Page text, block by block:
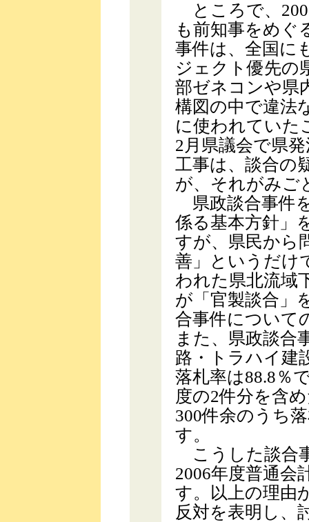
ところで、
も前知事をめぐ
事件は、全国に
ジェクト優先の
部ゼネコンや県
構図の中で違法
に使われていた
2月県議会で県
工事は、談合の
が、それがみご
県政談合事件
係る基本方針」
すが、県民から
善」というだけ
われた県北流域
が「官製談合」
合事件について
また、県政談合
路・トラハイ建
落札率は88.8％
度の2件分を含
300件余のうち
す。
こうした談合
2006年度普通会
す。以上の理由
反対を表明し、